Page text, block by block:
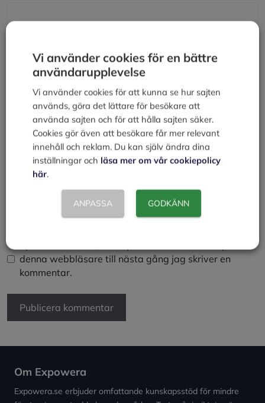
denna webbläsare till nästa gång jag skriver en
kommentar.
Om Expowera
Expowera.se erbjuder omfattande kunskapsstöd för mindre
Vi använder cookies för en bättre
användarupplevelse
Vi använder cookies för att kunna se hur sajten
används, göra det lättare för besökare att
använda sajten och för att hålla sajten säker.
Cookies gör även att besökare får mer relevant
innehåll och reklam. Du kan själv ändra dina
inställningar och läsa mer om vår cookiepolicy
här.
ANPASSA GODKÄNN